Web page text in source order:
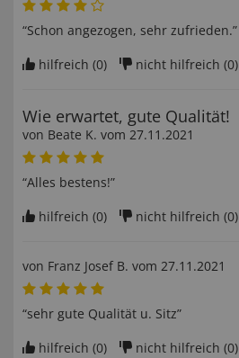
“Schon angezogen, sehr zufrieden.”
hilfreich (0) nicht hilfreich (0)
Wie erwartet, gute Qualität!
von Beate K. vom 27.11.2021
“Alles bestens!”
hilfreich (0) nicht hilfreich (0)
von Franz Josef B. vom 27.11.2021
“sehr gute Qualität u. Sitz”
hilfreich (0) nicht hilfreich (0)